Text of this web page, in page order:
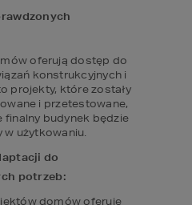
oferują dostęp do
konstrukcyjnych i
projekty, które zostały
i przetestowane,
finalny budynek będzie
w użytkowaniu.
do
potrzeb:
domów oferuje